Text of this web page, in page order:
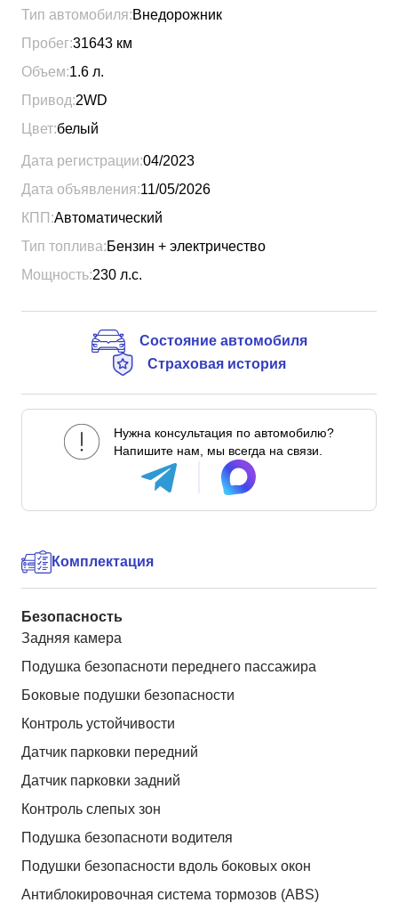
Тип автомобиля:Внедорожник
Пробег:31643 км
Объем:1.6 л.
Привод:2WD
Цвет:белый
Дата регистрации:04/2023
Дата объявления:11/05/2026
КПП:Автоматический
Тип топлива:Бензин + электричество
Мощность:230 л.с.
Состояние автомобиля
Страховая история
Нужна консультация по автомобилю?
Напишите нам, мы всегда на связи.
Комплектация
Безопасность
Задняя камера
Подушка безопасноти переднего пассажира
Боковые подушки безопасности
Контроль устойчивости
Датчик парковки передний
Датчик парковки задний
Контроль слепых зон
Подушка безопасноти водителя
Подушки безопасности вдоль боковых окон
Антиблокировочная система тормозов (ABS)